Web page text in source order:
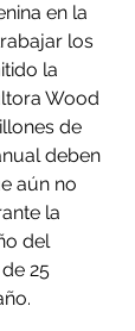
en la
los
la
Wood
de
deben
aún no
la
del
25